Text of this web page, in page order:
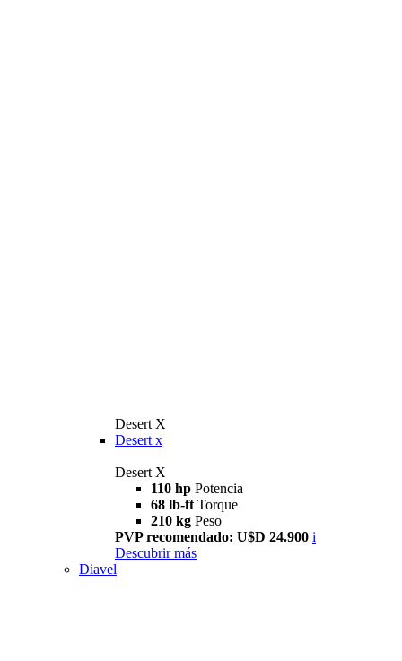
Desert X
Desert x
Desert X
110 hp Potencia
68 lb-ft Torque
210 kg Peso
PVP recomendado: U$D 24.900 i
Descubrir más
Diavel